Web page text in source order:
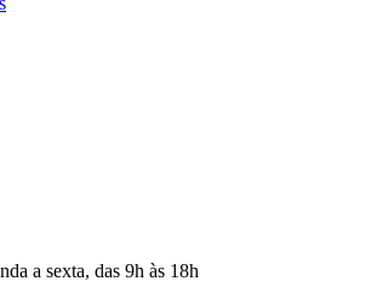
a sexta, das 9h às 18h